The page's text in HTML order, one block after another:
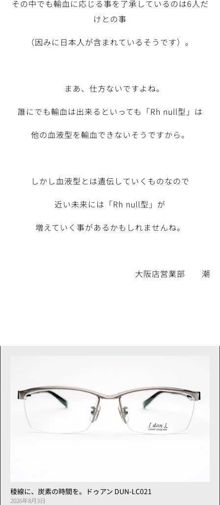
その中でも輸血に応じる事を了承しているのは6人だ
けとの事
（因みに日本人が含まれているそうです）。
まあ、仕方ないですよね。
誰にでも輸血は出来るといっても「Rh null型」は
他の血液型を輸血できないそうですから。
しかし血液型とは遺伝していくものなので
近い未来には「Rh null型」が
増えていく事があるかもしれませんね。
大阪店営業部 潮
稜線に、炭素の時間を。ドゥアン DUN-LC021
2026年8月3日